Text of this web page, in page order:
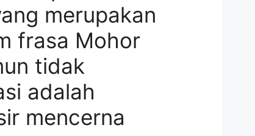
merupakan
frasa Mohor
tidak
adalah
mencerna